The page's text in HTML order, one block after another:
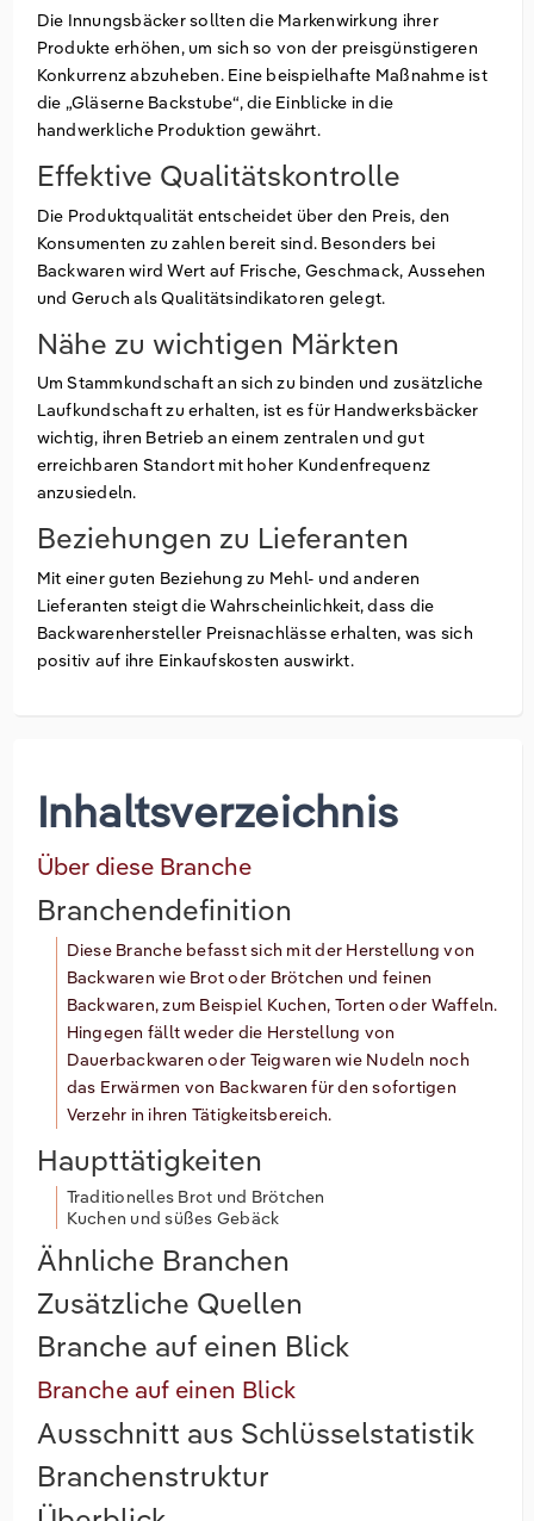
Die Innungsbäcker sollten die Markenwirkung ihrer
Produkte erhöhen, um sich so von der preisgünstigeren
Konkurrenz abzuheben. Eine beispielhafte Maßnahme ist
die „Gläserne Backstube“, die Einblicke in die
handwerkliche Produktion gewährt.
Effektive Qualitätskontrolle
Die Produktqualität entscheidet über den Preis, den
Konsumenten zu zahlen bereit sind. Besonders bei
Backwaren wird Wert auf Frische, Geschmack, Aussehen
und Geruch als Qualitätsindikatoren gelegt.
Nähe zu wichtigen Märkten
Um Stammkundschaft an sich zu binden und zusätzliche
Laufkundschaft zu erhalten, ist es für Handwerksbäcker
wichtig, ihren Betrieb an einem zentralen und gut
erreichbaren Standort mit hoher Kundenfrequenz
anzusiedeln.
Beziehungen zu Lieferanten
Mit einer guten Beziehung zu Mehl- und anderen
Lieferanten steigt die Wahrscheinlichkeit, dass die
Backwarenhersteller Preisnachlässe erhalten, was sich
positiv auf ihre Einkaufskosten auswirkt.
Inhaltsverzeichnis
Über diese Branche
Branchendefinition
Diese Branche befasst sich mit der Herstellung von
Backwaren wie Brot oder Brötchen und feinen
Backwaren, zum Beispiel Kuchen, Torten oder Waffeln.
Hingegen fällt weder die Herstellung von
Dauerbackwaren oder Teigwaren wie Nudeln noch
das Erwärmen von Backwaren für den sofortigen
Verzehr in ihren Tätigkeitsbereich.
Haupttätigkeiten
Traditionelles Brot und Brötchen
Kuchen und süßes Gebäck
Ähnliche Branchen
Zusätzliche Quellen
Branche auf einen Blick
Branche auf einen Blick
Ausschnitt aus Schlüsselstatistik
Branchenstruktur